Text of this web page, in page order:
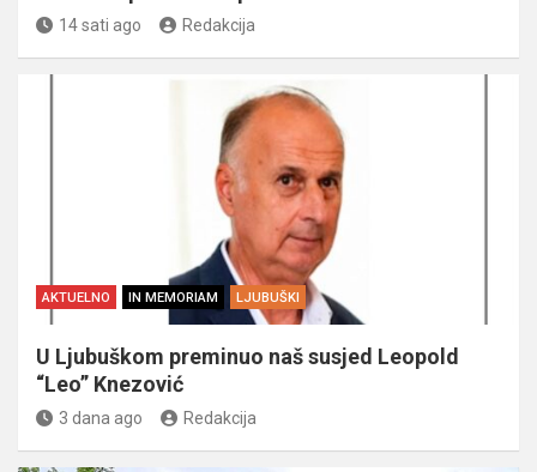
14 sati ago Redakcija
AKTUELNO IN MEMORIAM LJUBUŠKI
U Ljubuškom preminuo naš susjed Leopold
“Leo” Knezović
3 dana ago Redakcija